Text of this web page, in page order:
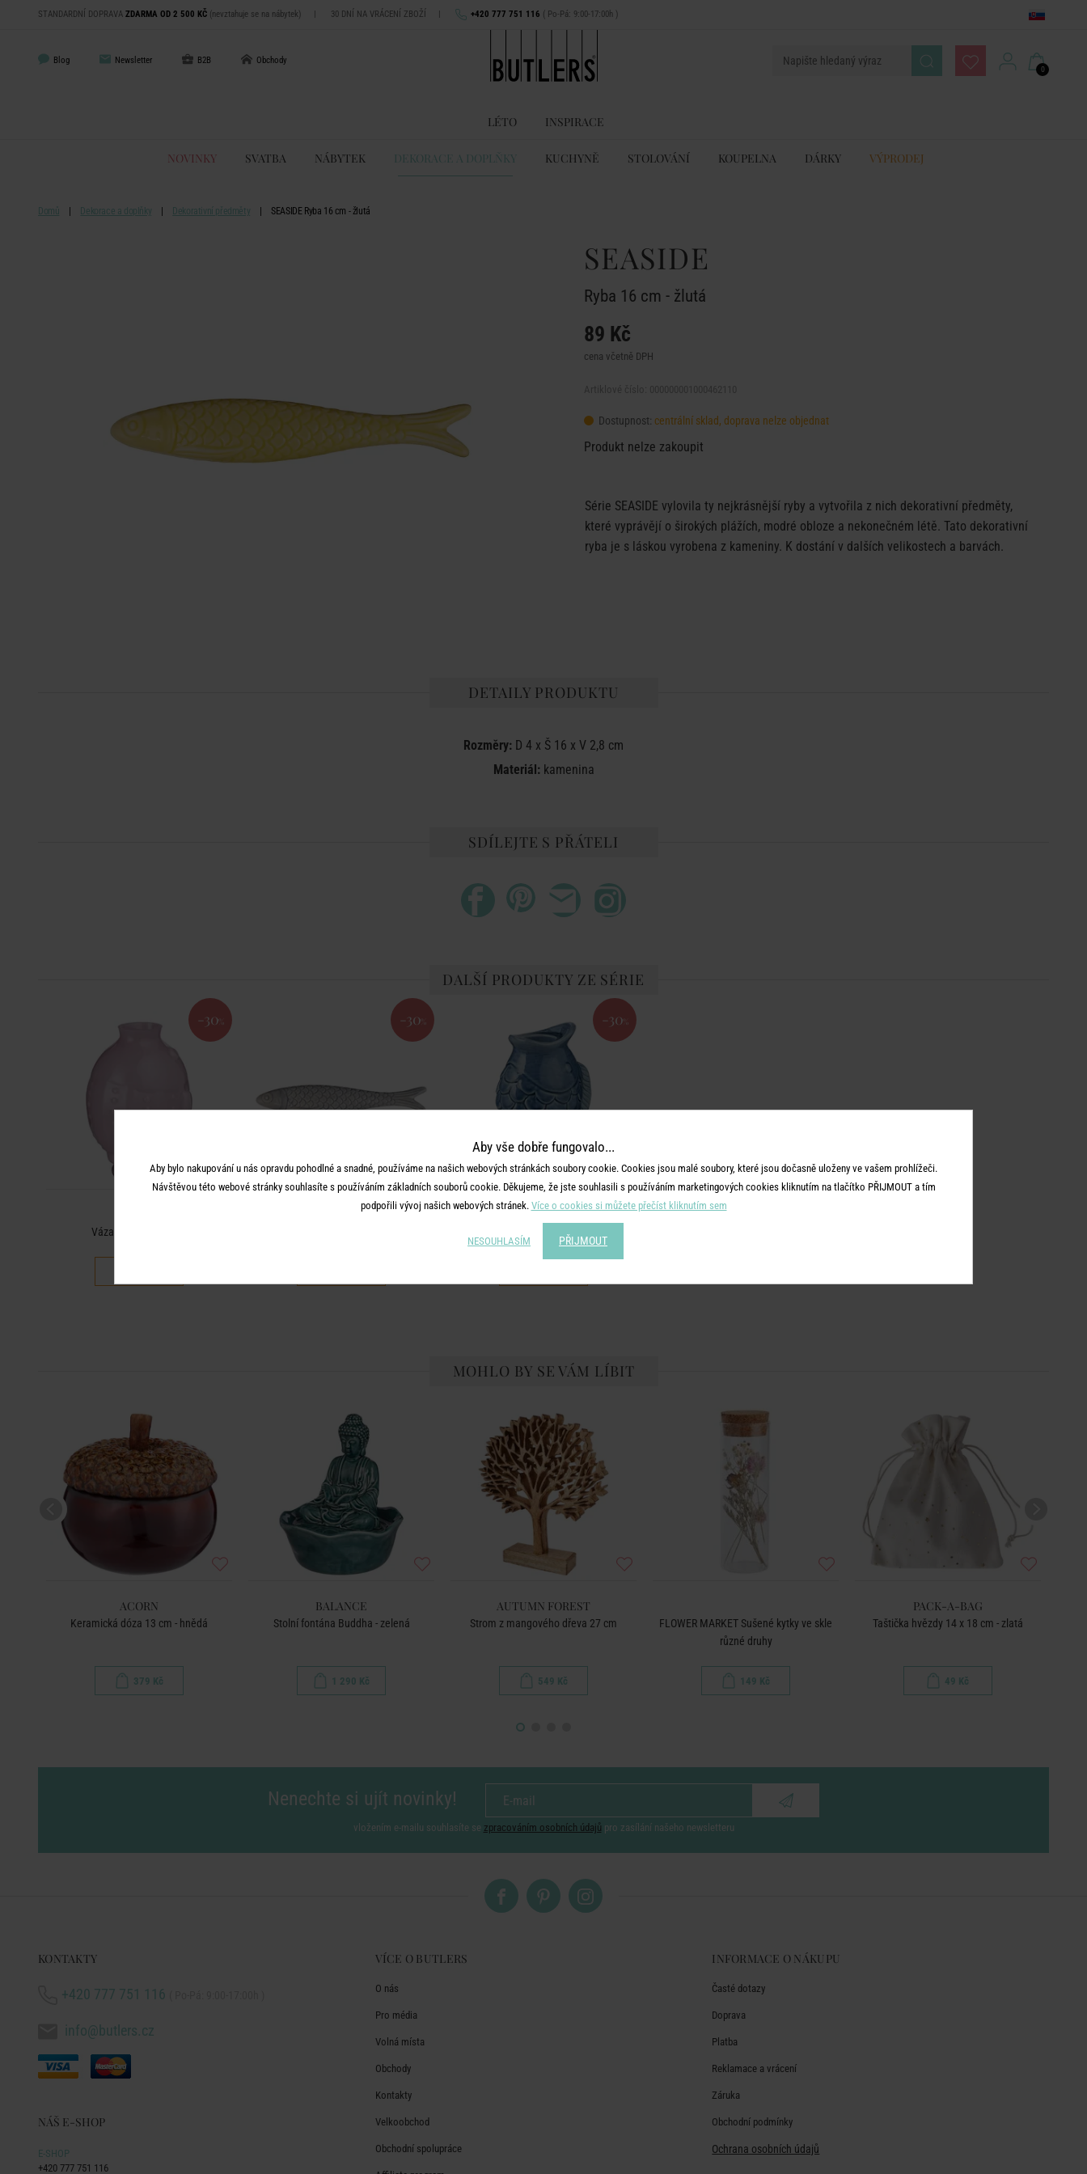
STANDARDNÍ DOPRAVA ZDARMA OD 2 500 KČ (nevztahuje se na nábytek) | 30 DNÍ NA VRÁCENÍ ZBOŽÍ | +420 777 751 116 ( Po-Pá: 9:00-17:00h )
Blog Newsletter B2B Obchody
0
LÉTO INSPIRACE
NOVINKY SVATBA NÁBYTEK DEKORACE A DOPLŇKY KUCHYNĚ STOLOVÁNÍ KOUPELNA DÁRKY VÝPRODEJ
Domů Dekorace a doplňky Dekorativní předměty SEASIDE Ryba 16 cm - žlutá
SEASIDE
Ryba 16 cm - žlutá
89 Kč
cena včetně DPH
Dostupnost: centrální sklad, doprava nelze objednat
Produkt nelze zakoupit
Série SEASIDE vylovila ty nejkrásnější ryby a vytvořila z nich dekorativní předměty,
které vyprávějí o širokých plážích, modré obloze a nekonečném létě. Tato dekorativní
ryba je s láskou vyrobena z kameniny. K dostání v dalších velikostech a barvách.
DETAILY PRODUKTU
Rozměry: D 4 x Š 16 x V 2,8 cm
Materiál:kamenina
SDÍLEJTE S PŘÁTELI
DALŠÍ PRODUKTY ZE SÉRIE
-30 %
Váza ryba - sv. růžová
-30 %
SEASIDE
-30 %
SEASIDE
Svícen na dlouhou svíčku 12 cm - modrá
MOHLO BY SE VÁM LÍBIT
ACORN
Keramická dóza 13 cm - hnědá
379 Kč
BALANCE
Stolní fontána Buddha - zelená
1 290 Kč
AUTUMN FOREST
Strom z mangového dřeva 27 cm
549 Kč
FLOWER MARKET Sušené kytky ve skle
různé druhy
149 Kč
PACK-A-BAG
Taštička hvězdy 14 x 18 cm - zlatá
49 Kč
Nenechte si ujít novinky!
vložením e-mailu souhlasíte se zpracováním osobních údajů pro zasílání našeho newsletteru
KONTAKTY
+420 777 751 116
info@butlers.cz
NÁŠ E-SHOP
E-SHOP
+420 777 751 116
VÍCE O BUTLERS
O nás
Pro média
Volná místa
Obchody
Kontakty
Velkoobchod
Obchodní spolupráce
INFORMACE O NÁKUPU
Časté dotazy
Doprava
Platba
Reklamace a vrácení
Záruka
Obchodní podmínky
Ochrana osobních údajů
Aby vše dobře fungovalo...
Aby bylo nakupování u nás opravdu pohodlné a snadné, používáme na našich webových stránkách soubory cookie. Cookies jsou malé soubory, které jsou dočasně uloženy ve vašem prohlížeči.
Návštěvou této webové stránky souhlasíte s používáním základních souborů cookie. Děkujeme, že jste souhlasili s používáním marketingových cookies kliknutím na tlačítko PŘIJMOUT a tím
podpořili vývoj našich webových stránek. Více o cookies si můžete přečíst kliknutím sem
NESOUHLASÍM PŘIJMOUT